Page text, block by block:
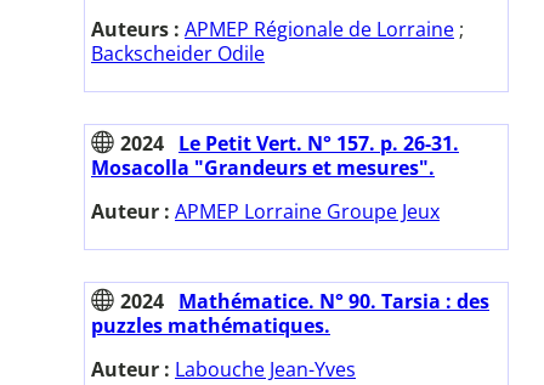
Auteurs : APMEP Régionale de Lorraine ;
Backscheider Odile
2024 Le Petit Vert. N° 157. p. 26-31.
Mosacolla "Grandeurs et mesures".
Auteur : APMEP Lorraine Groupe Jeux
2024 Mathématice. N° 90. Tarsia : des
puzzles mathématiques.
Auteur : Labouche Jean-Yves